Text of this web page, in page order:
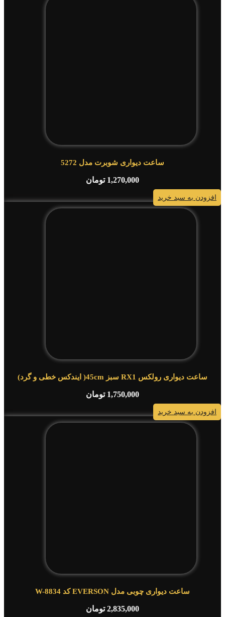
ساعت دیواری شوبرت مدل 5272
1,270,000 تومان
افزودن به سبد خرید
ساعت دیواری رولکس RX1 سبز 45cm( ایندکس خطی و گرد)
1,750,000 تومان
افزودن به سبد خرید
ساعت دیواری چوبی مدل EVERSON کد W-8834
2,835,000 تومان